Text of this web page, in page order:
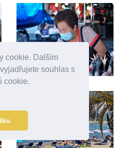
cookie. Dalším
souhlas s
cookie.